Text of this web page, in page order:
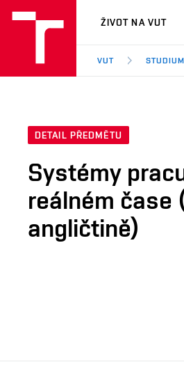
VUT
ŽIVOT NA VUT
VUT
DETAIL PŘEDMĚTU
Systémy
reálném čase
angličtině)